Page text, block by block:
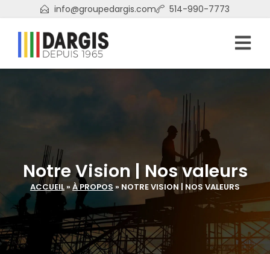
info@groupedargis.com 514-990-7773
Notre Vision | Nos valeurs
ACCUEIL» À PROPOS » NOTRE VISION | NOS VALEURS